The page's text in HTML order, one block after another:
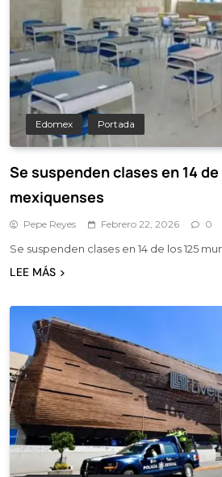
Edomex Portada
Se suspenden clases en 14
mexiquenses
Pepe Reyes Febrero 22, 2026 0
Se suspenden clases en 14 de los 125
LEE MÁS